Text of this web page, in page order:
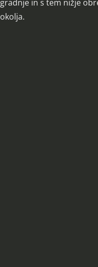
gradnje in s tem nižje
okolja.